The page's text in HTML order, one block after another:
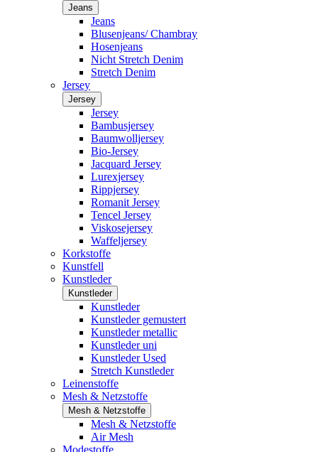
Jeans
Jeans
Blusenjeans/ Chambray
Hosenjeans
Nicht Stretch Denim
Stretch Denim
Jersey
Jersey
Jersey
Bambusjersey
Baumwolljersey
Bio-Jersey
Jacquard Jersey
Lurexjersey
Rippjersey
Romanit Jersey
Tencel Jersey
Viskosejersey
Waffeljersey
Korkstoffe
Kunstfell
Kunstleder
Kunstleder
Kunstleder
Kunstleder gemustert
Kunstleder metallic
Kunstleder uni
Kunstleder Used
Stretch Kunstleder
Leinenstoffe
Mesh & Netzstoffe
Mesh & Netzstoffe
Mesh & Netzstoffe
Air Mesh
Modestoffe